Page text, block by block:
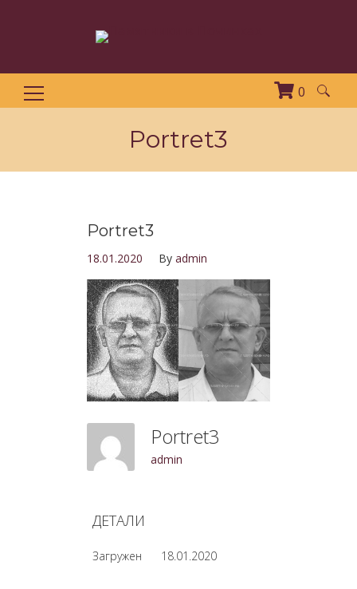
0
Найти:
Portret3
Portret3
18.01.2020 By admin
Portret3
admin
ДЕТАЛИ
Загружен 18.01.2020